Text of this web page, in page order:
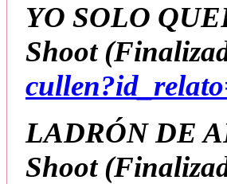
YO SOLO
Shoot
LADRÓN DE
Shoot